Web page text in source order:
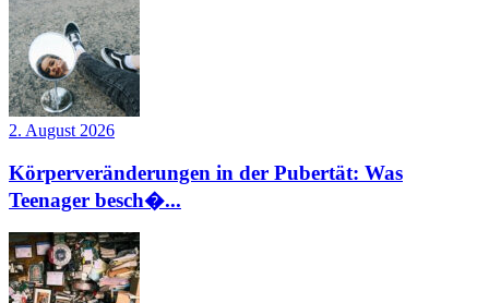
2. August 2026
Körperveränderungen in der Pubertät: Was
Teenager besch�...